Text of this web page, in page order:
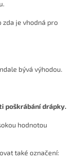
zda je vhodná pro
bývá výhodou.
poškrábání drápky.
hodnotou
také označení: